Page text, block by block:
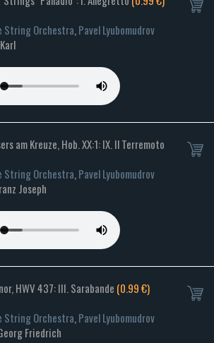
String Orchestra,Pavel Lyubomudrov
am Kreuze, Hob. XX:1: IX. Il Terremoto
String Orchestra,Pavel Lyubomudrov
Joseph
HWV 437: III. Sarabande (0.99 €)
String Orchestra,Pavel Lyubomudrov
Friedrich